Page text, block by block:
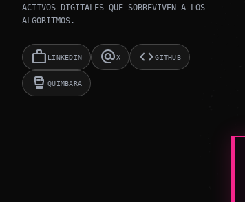
ACTIVOS DIGITALES QUE SOBREVIVEN A LOS
ALGORITMOS.
work LINKEDIN alternate_emailX codeGITHUB
sports_mma QUIMBARA